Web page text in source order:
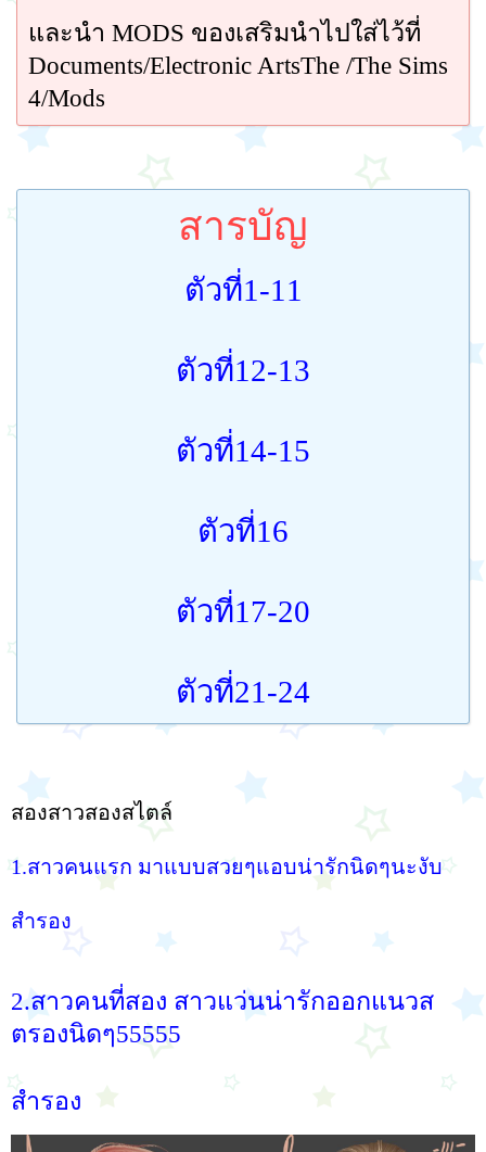
และนำ MODS ของเสริมนำไปใส่ไว้ที่
Documents/Electronic ArtsThe /The Sims
4/Mods
สารบัญ
ตัวที่1-11
ตัวที่12-13
ตัวที่14-15
ตัวที่16
ตัวที่17-20
ตัวที่21-24
สองสาวสองสไตล์
1.สาวคนแรก มาแบบสวยๆแอบน่ารักนิดๆนะงับ
สำรอง
2.สาวคนที่สอง สาวแว่นน่ารักออกแนวส
ตรองนิดๆ55555
สำรอง